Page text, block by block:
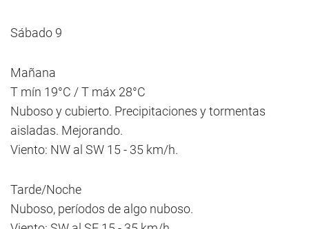
Sábado 9
Mañana
T mín 19°C / T máx 28°C
Nuboso y cubierto. Precipitaciones y tormentas
aisladas. Mejorando.
Viento: NW al SW 15 - 35 km/h.
Tarde/Noche
Nuboso, períodos de algo nuboso.